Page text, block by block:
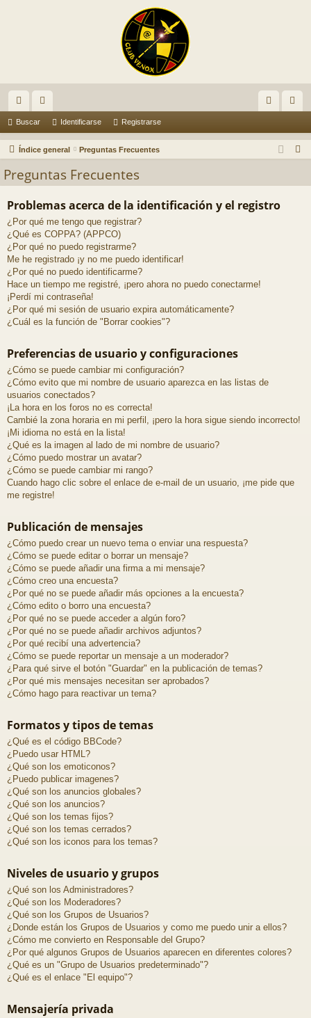
nl
ac
rá
pi
do
s
or
os nti
ar
se
ist
rs
Buscar Identificarse Registrarse
Índice general Preguntas Frecuentes
Preguntas Frecuentes
Problemas acerca de la identificación y el registro
¿Por qué me tengo que registrar?
¿Qué es COPPA? (APPCO)
¿Por qué no puedo registrarme?
Me he registrado ¡y no me puedo identificar!
¿Por qué no puedo identificarme?
Hace un tiempo me registré, ¡pero ahora no puedo conectarme!
¡Perdí mi contraseña!
¿Por qué mi sesión de usuario expira automáticamente?
¿Cuál es la función de "Borrar cookies"?
Preferencias de usuario y configuraciones
¿Cómo se puede cambiar mi configuración?
¿Cómo evito que mi nombre de usuario aparezca en las listas de
usuarios conectados?
¡La hora en los foros no es correcta!
Cambié la zona horaria en mi perfil, ¡pero la hora sigue siendo incorrecto!
¡Mi idioma no está en la lista!
¿Qué es la imagen al lado de mi nombre de usuario?
¿Cómo puedo mostrar un avatar?
¿Cómo se puede cambiar mi rango?
Cuando hago clic sobre el enlace de e-mail de un usuario, ¡me pide que
me registre!
Publicación de mensajes
¿Cómo puedo crear un nuevo tema o enviar una respuesta?
¿Cómo se puede editar o borrar un mensaje?
¿Cómo se puede añadir una firma a mi mensaje?
¿Cómo creo una encuesta?
¿Por qué no se puede añadir más opciones a la encuesta?
¿Cómo edito o borro una encuesta?
¿Por qué no se puede acceder a algún foro?
¿Por qué no se puede añadir archivos adjuntos?
¿Por qué recibí una advertencia?
¿Cómo se puede reportar un mensaje a un moderador?
¿Para qué sirve el botón "Guardar" en la publicación de temas?
¿Por qué mis mensajes necesitan ser aprobados?
¿Cómo hago para reactivar un tema?
Formatos y tipos de temas
¿Qué es el código BBCode?
¿Puedo usar HTML?
¿Qué son los emoticonos?
¿Puedo publicar imagenes?
¿Qué son los anuncios globales?
¿Qué son los anuncios?
¿Qué son los temas fijos?
¿Qué son los temas cerrados?
¿Qué son los iconos para los temas?
Niveles de usuario y grupos
¿Qué son los Administradores?
¿Qué son los Moderadores?
¿Qué son los Grupos de Usuarios?
¿Donde están los Grupos de Usuarios y como me puedo unir a ellos?
¿Cómo me convierto en Responsable del Grupo?
¿Por qué algunos Grupos de Usuarios aparecen en diferentes colores?
¿Qué es un "Grupo de Usuarios predeterminado"?
¿Qué es el enlace "El equipo"?
Mensajería privada